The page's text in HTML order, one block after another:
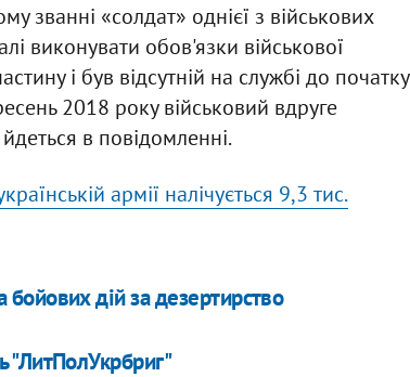
званні «солдат» однієї з військових
виконувати обов'язки військової
і був відсутній на службі до початку
2018 року військовий вдруге
в повідомленні.
армії налічується 9,3 тис.
дій за дезертирство
"ЛитПолУкрбриг"